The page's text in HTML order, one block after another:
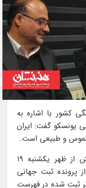
کشور با اشاره به
یونسکو گفت: ایران
، علی دارابی پیش از ظهر یکشنبه ۱۹
پرونده ثبت جهانی
در استان گیلان گفت: با ۲۹ اثر ثبت شده در فهرست